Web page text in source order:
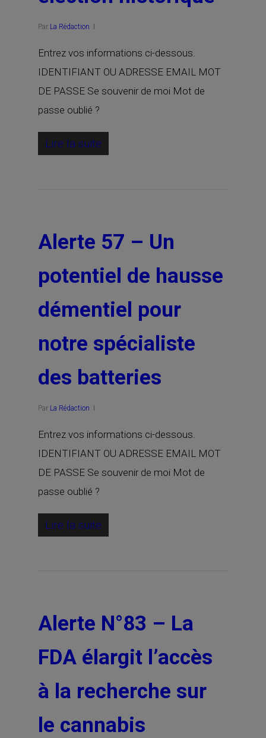
Par La Rédaction
Entrez vos informations ci-dessous.
IDENTIFIANT OU ADRESSE EMAIL MOT
DE PASSE Se souvenir de moi Mot de
passe oublié ?
Lire la suite
Alerte 57 – Un
potentiel de hausse
démentiel pour
notre spécialiste
des batteries
Par La Rédaction
Entrez vos informations ci-dessous.
IDENTIFIANT OU ADRESSE EMAIL MOT
DE PASSE Se souvenir de moi Mot de
passe oublié ?
Lire la suite
Alerte N°83 – La
FDA élargit l’accès
à la recherche sur
le cannabis